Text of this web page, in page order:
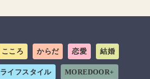
こころ からだ 恋愛 結婚
ライフスタイル MOREDOOR+